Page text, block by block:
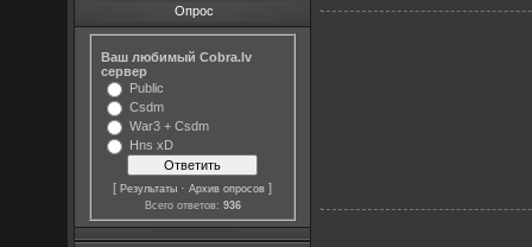
Опрос
Ваш любимый Cobra.lv
сервер
Public
Csdm
War3 + Csdm
Hns xD
[Результаты ·Архив опросов ]
Всего ответов: 936